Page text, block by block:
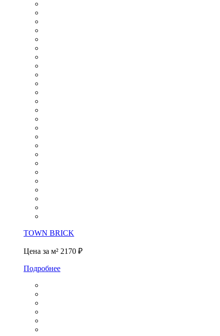
TOWN BRICK
Цена за м² 2170 ₽
Подробнее